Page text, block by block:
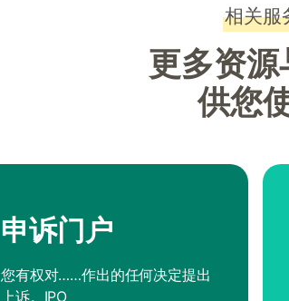
相关服
更多资源
供您
申诉门户
您有权对……作出的任何决定提出
上诉。IPO